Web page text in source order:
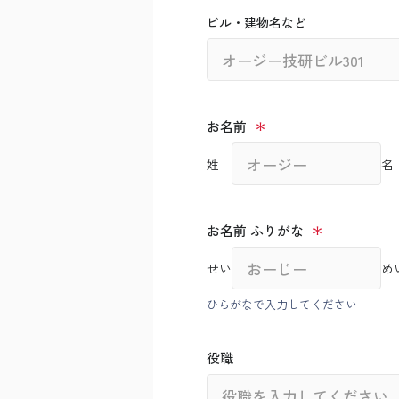
ビル・建物名など
お名前
姓 名
お名前 ふりがな
せい め
ひらがなで入力してください
役職